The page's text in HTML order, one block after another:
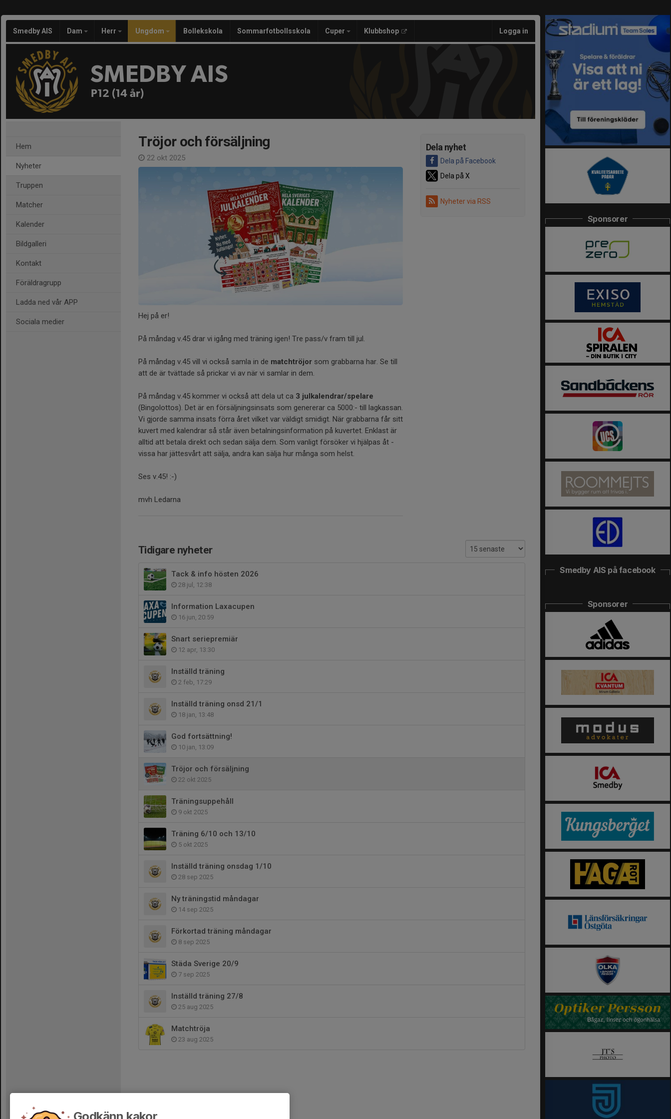
Smedby AIS Dam Herr Ungdom Bollekskola Sommarfotbollsskola Cuper Klubbshop Logga in
SMEDBY AIS
P12 (14 år)
Hem
Nyheter
Truppen
Matcher
Kalender
Bildgalleri
Kontakt
Föräldragrupp
Ladda ned vår APP
Sociala medier
Dela nyhet
Dela på Facebook
Dela på X
Nyheter via RSS
Tröjor och försäljning
22 okt 2025
Hej på er!
På måndag v.45 drar vi igång med träning igen! Tre pass/v fram till jul.
På måndag v.45 vill vi också samla in de matchtröjor som grabbarna har. Se till
att de är tvättade så prickar vi av när vi samlar in dem.
På måndag v.45 kommer vi också att dela ut ca 3 julkalendrar/spelare
(Bingolottos). Det är en försäljningsinsats som genererar ca 5000:- till lagkassan.
Vi gjorde samma insats förra året vilket var väldigt smidigt. När grabbarna får sitt
kuvert med kalendrar så står även betalningsinformation på kuvertet. Enklast är
alltid att betala direkt och sedan sälja dem. Som vanligt försöker vi hjälpas åt -
vissa har jättesvårt att sälja, andra kan sälja hur många som helst.
Ses v.45! :-)
mvh Ledarna
Tidigare nyheter
Tack & info hösten 2026
28 jul, 12:38
Information Laxacupen
16 jun, 20:59
Snart seriepremiär
12 apr, 13:30
Inställd träning
2 feb, 17:29
Inställd träning onsd 21/1
18 jan, 13:48
God fortsättning!
10 jan, 13:09
Tröjor och försäljning
22 okt 2025
Träningsuppehåll
9 okt 2025
Träning 6/10 och 13/10
5 okt 2025
Inställd träning onsdag 1/10
28 sep 2025
Ny träningstid måndagar
14 sep 2025
Förkortad träning måndagar
8 sep 2025
Städa Sverige 20/9
7 sep 2025
Inställd träning 27/8
25 aug 2025
Matchtröja
23 aug 2025
Sponsorer
Smedby AIS på facebook
Sponsorer